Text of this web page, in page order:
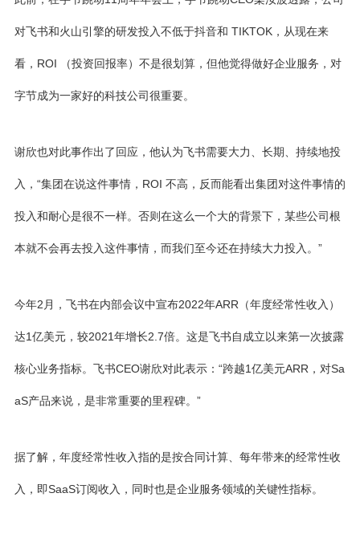
对飞书和火山引擎的研发投入不低于抖音和 TIKTOK，从现在来
看，ROI （投资回报率）不是很划算，但他觉得做好企业服务，对
字节成为一家好的科技公司很重要。
谢欣也对此事作出了回应，他认为飞书需要大力、长期、持续地投
入，“集团在说这件事情，ROI 不高，反而能看出集团对这件事情的
投入和耐心是很不一样。否则在这么一个大的背景下，某些公司根
本就不会再去投入这件事情，而我们至今还在持续大力投入。”
今年2月，飞书在内部会议中宣布2022年ARR（年度经常性收入）
达1亿美元，较2021年增长2.7倍。这是飞书自成立以来第一次披露
核心业务指标。飞书CEO谢欣对此表示：“跨越1亿美元ARR，对Sa
aS产品来说，是非常重要的里程碑。”
据了解，年度经常性收入指的是按合同计算、每年带来的经常性收
入，即SaaS订阅收入，同时也是企业服务领域的关键性指标。